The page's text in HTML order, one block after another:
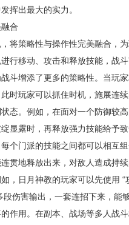
挥出最大的实力。
合
，将策略性与操作性完美融合
行移动、攻击和释放技能，战斗
斗增添了更多的策略性。当玩
时玩家可以抓住时机，施展连
态。例如，在面对一个防御较
显露时，再释放强力技能给予致
个门派的技能之间都可以相互
贯地释放出来，对敌人造成持
，日月神教的玩家可以先使用
伤害输出，一套连招下来，能
作用。在副本、战场等多人战